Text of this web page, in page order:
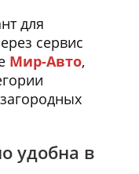
для
сервис
Мир-Авто,
удобна в